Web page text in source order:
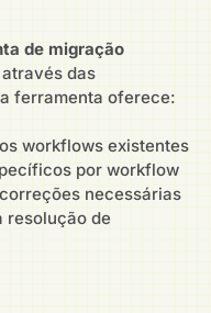
de migração
das
ferramenta oferece:
workflows existentes
por workflow
necessárias
resolução de